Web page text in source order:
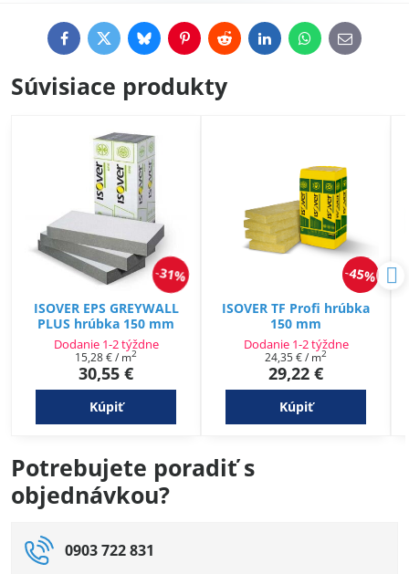
FacebookTwitterBlueskyPinterestRedditLinkedInWhatsApp
E-
mail
Súvisiace produkty
31%
ISOVER EPS GREYWALL
PLUS hrúbka 150 mm
Dodanie 1-2 týždne
30,55 €
15,28 €/ m2
Kúpiť
45%
ISOVER TF Profi hrúbka
150 mm
Dodanie 1-2 týždne
29,22 €
24,35 €/ m2
Kúpiť
Potrebujete poradiť s
objednávkou?
0903 722 831